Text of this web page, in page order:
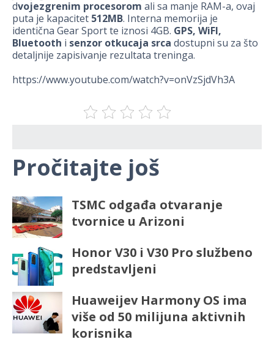
dvojezgrenim procesorom ali sa manje RAM-a, ovaj
puta je kapacitet 512MB. Interna memorija je
identična Gear Sport te iznosi 4GB. GPS, WiFI,
Bluetooth i senzor otkucaja srca dostupni su za što
detaljnije zapisivanje rezultata treninga.
https://www.youtube.com/watch?v=onVzSjdVh3A
Pročitajte još
TSMC odgađa otvaranje
tvornice u Arizoni
Honor V30 i V30 Pro službeno
predstavljeni
Huaweijev Harmony OS ima
više od 50 milijuna aktivnih
korisnika